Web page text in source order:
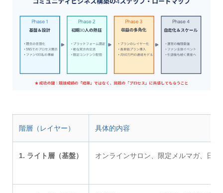
階層（レイヤー） 具体的内容
1. ライト層（基盤） オンラインサロン、限定メルマガ、日